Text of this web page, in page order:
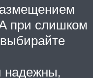
при слишком
надежны,